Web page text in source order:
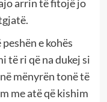
arrin të fitojë jo
e kohës
të ri që na dukej si
mënyrën tonë të
me atë që kishim